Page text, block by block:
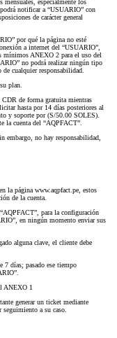
especialmente los
notificar a “USUARIO” con
de carácter general
por qué la página no esté
a internet del “USUARIO”,
mínimos ANEXO 2 para el uso del
no podrá realizar ningún tipo
de cualquier responsabilidad.
plan.
de forma gratuita mientras
hasta por 14 días posteriores al
y soporte por (S/50.00 SOLES).
la cuenta del “AQPFACT”.
embargo, no hay responsabilidad,
la página www.aqpfact.pe, estos
de la cuenta.
para la configuración
en ningún momento enviar sus
alguna clave, el cliente debe
7 días; pasado ese tiempo
ANEXO 1
generar un ticket mediante
seguimiento a su caso.